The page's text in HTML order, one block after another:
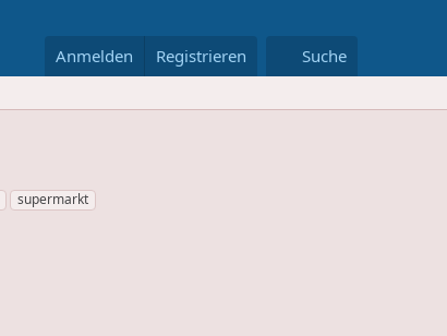
Anmelden Registrieren Suche
supermarkt